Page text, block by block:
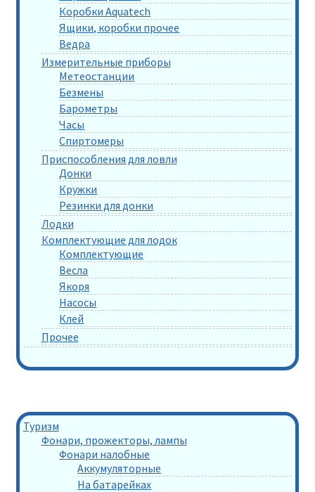
Коробки Aquatech
Ящики, коробки прочее
Ведра
Измерительные приборы
Метеостанции
Безмены
Барометры
Часы
Спиртомеры
Приспособления для ловли
Донки
Кружки
Резинки для донки
Лодки
Комплектующие для лодок
Комплектующие
Весла
Якоря
Насосы
Клей
Прочее
Туризм
Фонари, прожекторы, лампы
Фонари налобные
Аккумуляторные
На батарейках